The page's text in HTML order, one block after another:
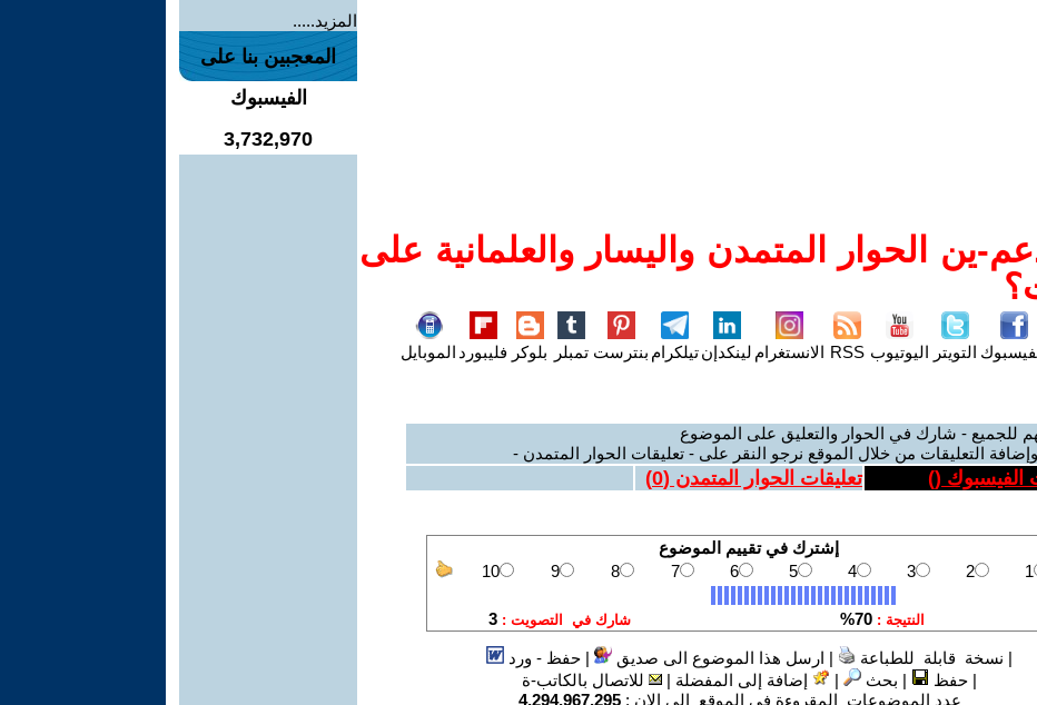
ين الحوار المتمدن واليسار والعلمانية على
التويتر اليوتيوب RSS الانستغرام لينكدإنتيلكرام بنترست تمبلر بلوكر فليبورد الموبايل
للجميع - شارك في الحوار والتعليق على الموضوع
وإضافة التعليقات من خلال الموقع نرجو النقر على - تعليقات الحوار المتمدن -
الفيسبوك () تعليقات الحوار المتمدن (0
)
| نسخة قابلة للطباعة | ارسل هذا الموضوع الى صديق |حفظ - ورد
|حفظ | بحث | إضافة إلى المفضلة |
للاتصال بالكاتب-ة
عدد الموضوعات المقروءة في الموقع الى الان : 4,294,967,295
المزيد.....
المعجبين بنا على
الفيسبوك
3,732,970